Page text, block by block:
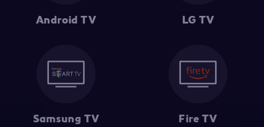
Android TV LG TV
Samsung TV Fire TV